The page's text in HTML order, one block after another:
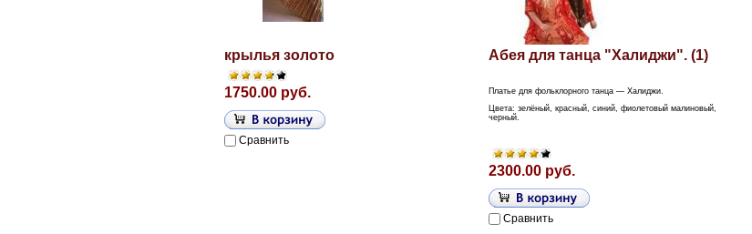
крылья золото
1750.00 руб.
Сравнить
Абея для танца "Халиджи". (1)
Платье для фольклорного танца — Халиджи.
Цвета: зелёный, красный, синий, фиолетовый малиновый,
черный.
2300.00 руб.
Сравнить